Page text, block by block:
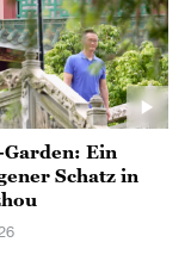
Garden: Ein
Schatz in